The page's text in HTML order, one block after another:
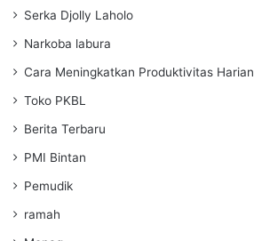
Serka Djolly Laholo
Narkoba labura
Cara Meningkatkan Produktivitas Harian
Toko PKBL
Berita Terbaru
PMI Bintan
Pemudik
ramah